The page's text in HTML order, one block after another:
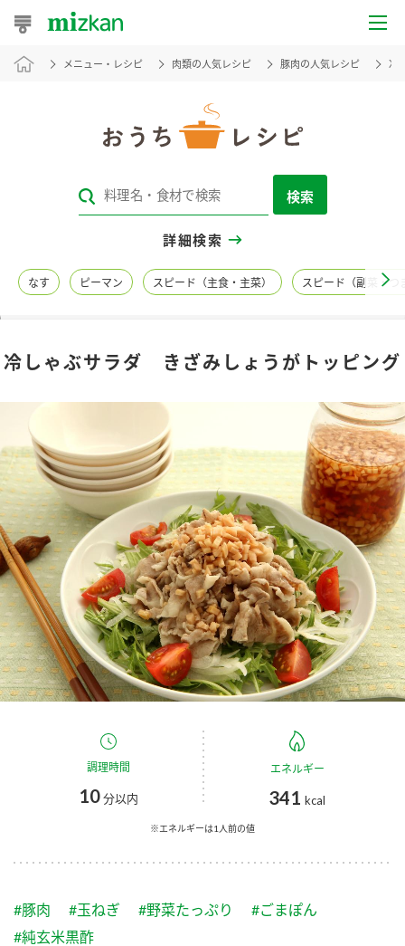
おうちレシピ
レシピカテゴリ一覧
レシピ名特集
商品情報
酢 調味酢
お酢ドリンク ぽん酢
みりん風・料理酒 鍋用調味料
つゆ たれ
スープ 中華
ふりかけ おすしの素
新商品一覧
キャンペーン情報
ブランド・スペシャルサイト
ブランド・スペシャルサイト トップ
商品ブランドサイト
Fibee（ファイビー）
くらしプラ酢
お酢ドリンク
鍋なび
納豆のサイト
企業情報
国内事業概要
企業理念
ミツカンを知る
お客様相談センター
メニュー・レシピ 肉類の人気レシピ 豚肉の人気レシピ 冷
検索
詳細検索
なす ピーマン スピード（主食・主菜） スピード（副菜・つ
冷しゃぶサラダ きざみしょうがトッピング
調理時間
10分以内
エネルギー
341 kcal
※エネルギーは1人前の値
#豚肉 #玉ねぎ #野菜たっぷり
#ごまぽん
#純玄米黒酢